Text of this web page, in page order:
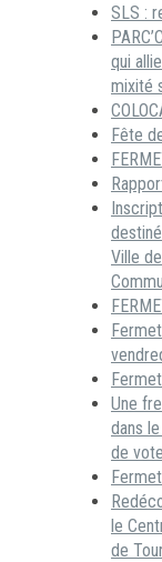
SLS :
qui
mixité
Fête
Ville
Une
dans
de
le
de